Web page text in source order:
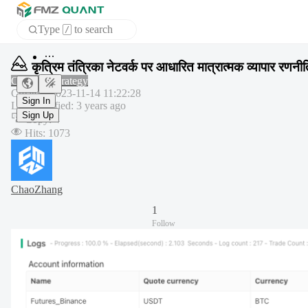
Type / to search
APP
Sign In
Sign Up
कृत्रिम तंत्रिका नेटवर्क पर आधारित मात्रात्मक व्यापार
Common strategy
Created:2023-11-14 11:22:28
Last modified: 3 years ago
Copy:4
Hits: 1073
ChaoZhang
1
Follow